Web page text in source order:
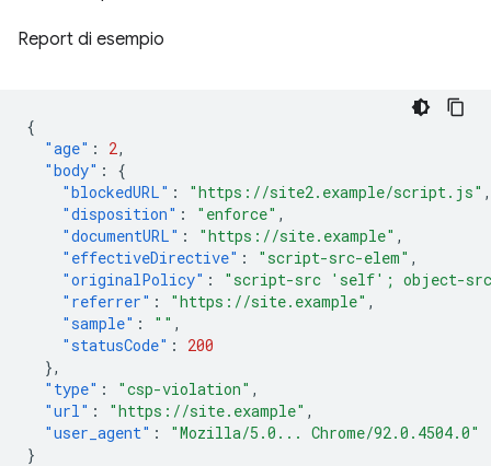
Report di esempio
{
"age" : 2,
"body" :
{
"blockedURL" : "https://site2.example/script.js" ,
"disposition" : "enforce" ,
"documentURL" : "https://site.example" ,
"effectiveDirective" : "script-src-elem" ,
"originalPolicy" :
"script-src 'self'; object-src
"referrer" : "https://site.example" ,
"sample" : "" ,
"statusCode" :
200
},
"type" : "csp-violation" ,
"url" : "https://site.example" ,
"user_agent" :
"Mozilla/5.0... Chrome/92.0.4504.0"
}